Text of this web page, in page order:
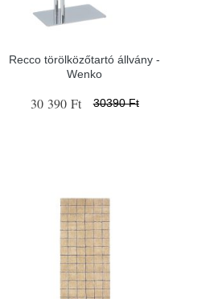
Recco törölközőtartó állvány -
Wenko
30 390 Ft 30390 Ft